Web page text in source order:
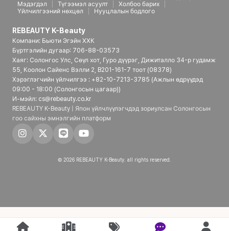
Мэдэгдэл
Түгээмэл асуулт
Холбоо барих
Үйлчилгээний нөхцөл
Нууцлалын бодлого
REBEAUTY K-Beauty
Компани: Бьюти Эгэйн ХХК
Бүртгэлийн дугаар: 706-88-03573
Хаяг: Солонгос Улс, Сөүл хот, Гуро дүүрэг, Дижиталло 34-р гудамж
55, Коолон Сайенс Вэлли 2, B201-161-7 тоот (08378)
Хэрэглэгчийн үйлчилгээ : +82-10-7213-3785 (Ажлын өдрүүдэд
09:00 - 18:00 (Солонгосын цагаар))
И-мэйл: cs@rebeauty.co.kr
REBEAUTY K-Beauty | Япон үйлчлүүлэгчдэд зориулсан Солонгосын
гоо сайхны эмнэлгийн платформ
© 2026 REBEAUTY K-Beauty. all rights reserved.